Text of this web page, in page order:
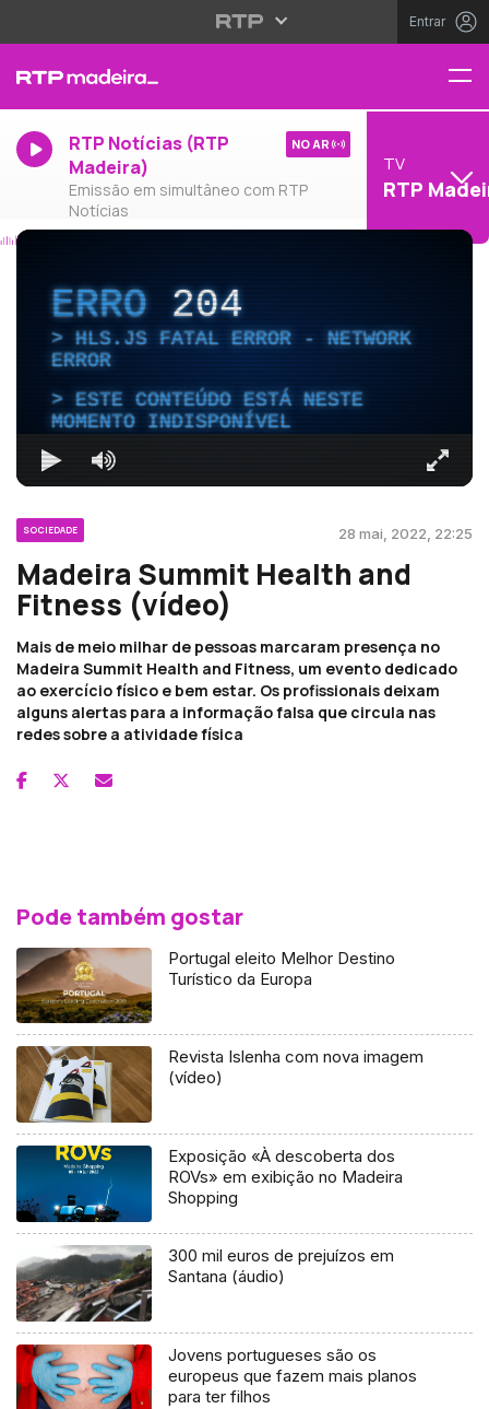
Entrar
RTP Notícias (RTP
Madeira)
Emissão em simultâneo com RTP
Notícias
NO AR
TV
RTP
ERRO204
HLS.JS FATAL ERROR - NETWORK
ERROR
ESTE CONTEÚDO ESTÁ NESTE
MOMENTO INDISPONÍVEL
SOCIEDADE 28 mai, 2022, 22:25
Madeira Summit Health and
Fitness (vídeo)
Mais de meio milhar de pessoas marcaram presença no
Madeira Summit Health and Fitness, um evento dedicado
ao exercício físico e bem estar. Os profissionais deixam
alguns alertas para a informação falsa que circula nas
redes sobre a atividade física
Pode também gostar
Portugal eleito Melhor Destino
Turístico da Europa
Revista Islenha com nova imagem
(vídeo)
Exposição «À descoberta dos
ROVs» em exibição no Madeira
Shopping
300 mil euros de prejuízos em
Santana (áudio)
Jovens portugueses são os
europeus que fazem mais planos
para ter filhos